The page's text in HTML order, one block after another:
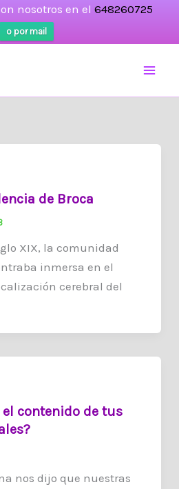
nosotros en el 648260725
o por mail
de Broca
XIX, la comunidad
inmersa en el
cerebral del
el contenido de tus
nos dijo que nuestras